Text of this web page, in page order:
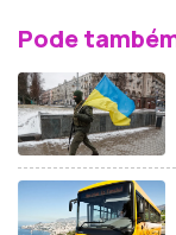
Pode